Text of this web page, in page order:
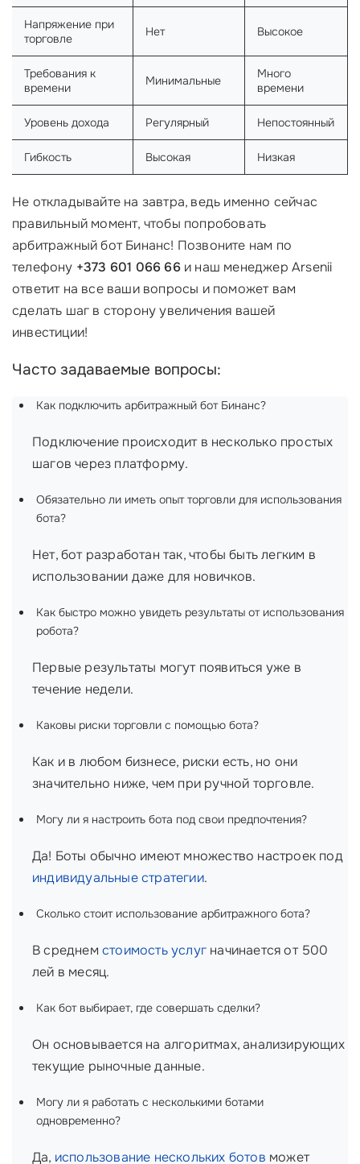
Напряжение при
торговле
Нет Высокое
Требования к
времени
Минимальные
Много
времени
Уровень дохода Регулярный Непостоянный
Гибкость Высокая Низкая
Не откладывайте на завтра, ведь именно сейчас
правильный момент, чтобы попробовать
арбитражный бот Бинанс! Позвоните нам по
телефону +373 601 066 66и наш менеджер Arsenii
ответит на все ваши вопросы и поможет вам
сделать шаг в сторону увеличения вашей
инвестиции!
Часто задаваемые вопросы:
Как подключить арбитражный бот Бинанс?
Подключение происходит в несколько простых
шагов через платформу.
Обязательно ли иметь опыт торговли для использования
бота?
Нет, бот разработан так, чтобы быть легким в
использовании даже для новичков.
Как быстро можно увидеть результаты от использования
робота?
Первые результаты могут появиться уже в
течение недели.
Каковы риски торговли с помощью бота?
Как и в любом бизнесе, риски есть, но они
значительно ниже, чем при ручной торговле.
Могу ли я настроить бота под свои предпочтения?
Да! Боты обычно имеют множество настроек под
индивидуальные стратегии.
Сколько стоит использование арбитражного бота?
В среднем стоимость услуг начинается от 500
лей в месяц.
Как бот выбирает, где совершать сделки?
Он основывается на алгоритмах, анализирующих
текущие рыночные данные.
Могу ли я работать с несколькими ботами
одновременно?
Да, использование нескольких ботов может